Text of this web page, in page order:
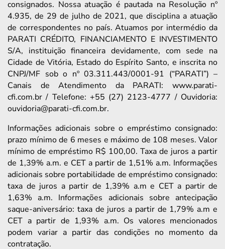
consignados. Nossa atuação é pautada na Resolução nº
4.935, de 29 de julho de 2021, que disciplina a atuação
de correspondentes no país. Atuamos por intermédio da
PARATI CRÉDITO, FINANCIAMENTO E INVESTIMENTO
S/A, instituição financeira devidamente, com sede na
Cidade de Vitória, Estado do Espírito Santo, e inscrita no
CNPJ/MF sob o nº 03.311.443/0001-91 (“PARATI”) –
Canais de Atendimento da PARATI: www.parati-
cfi.com.br / Telefone: +55 (27) 2123-4777 / Ouvidoria:
ouvidoria@parati-cfi.com.br.
Informações adicionais sobre o empréstimo consignado:
prazo mínimo de 6 meses e máximo de 108 meses. Valor
mínimo de empréstimo R$ 100,00. Taxa de juros a partir
de 1,39% a.m. e CET a partir de 1,51% a.m. Informações
adicionais sobre portabilidade de empréstimo consignado:
taxa de juros a partir de 1,39% a.m e CET a partir de
1,63% a.m. Informações adicionais sobre antecipação
saque-aniversário: taxa de juros a partir de 1,79% a.m e
CET a partir de 1,93% a.m. Os valores mencionados
podem variar a partir das condições no momento da
contratação.